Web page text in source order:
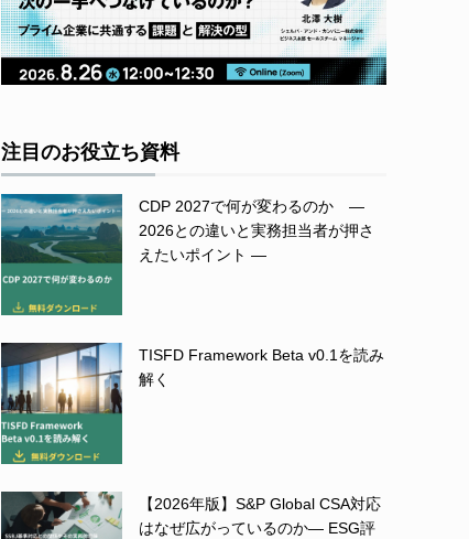
注目のお役立ち資料
CDP 2027で何が変わるのか ―
2026との違いと実務担当者が押さ
えたいポイント ―
TISFD Framework Beta v0.1を読み
解く
【2026年版】S&P Global CSA対応
はなぜ広がっているのか― ESG評